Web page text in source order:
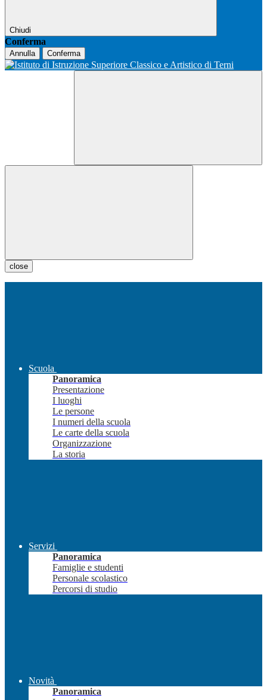
Chiudi
Conferma
Annulla Conferma
close
Scuola
Panoramica
Presentazione
I luoghi
Le persone
I numeri della scuola
Le carte della scuola
Organizzazione
La storia
Servizi
Panoramica
Famiglie e studenti
Personale scolastico
Percorsi di studio
Novità
Panoramica